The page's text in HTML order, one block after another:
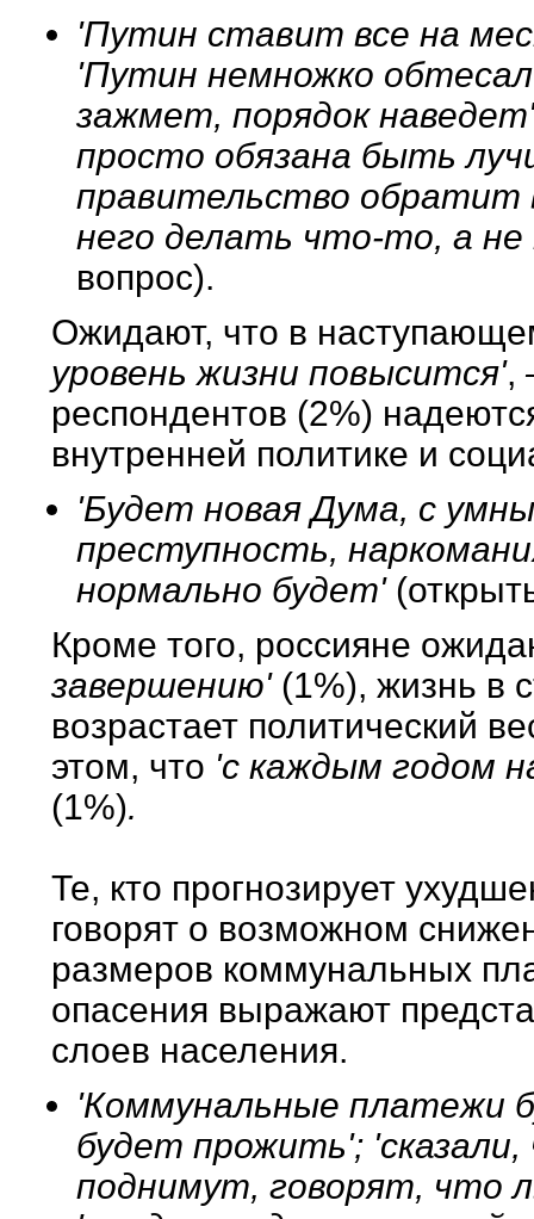
'Путин ставит все на
'Путин немножко
зажмет, порядок
просто обязана быть
правительство обратит
него делать что-то, а не
вопрос).
Ожидают, что в
уровень жизни повысится',
респондентов (2%)
внутренней политике и
'Будет новая Дума, с
преступность,
нормально будет'
Кроме того, россияне
завершению' (1%), жизнь в
возрастает политический
этом, что 'с каждым годом
(1%).
Те, кто прогнозирует
говорят о возможном
размеров коммунальных
опасения выражают
слоев населения.
'Коммунальные платежи
будет прожить';
поднимут, говорят, что